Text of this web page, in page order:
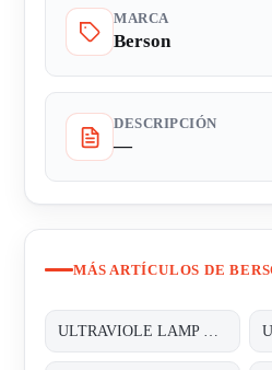
MARCA
Berson
DESCRIPCIÓN
—
MÁS ARTÍCULOS DE